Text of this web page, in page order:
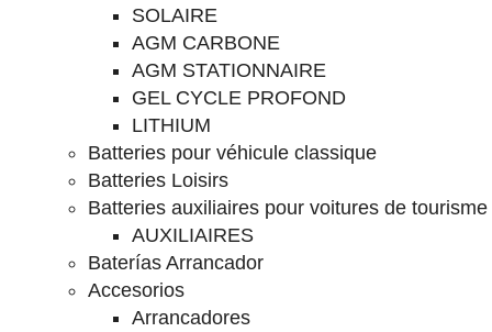
SOLAIRE
AGM CARBONE
AGM STATIONNAIRE
GEL CYCLE PROFOND
LITHIUM
Batteries pour véhicule classique
Batteries Loisirs
Batteries auxiliaires pour voitures de tourisme
AUXILIAIRES
Baterías Arrancador
Accesorios
Arrancadores